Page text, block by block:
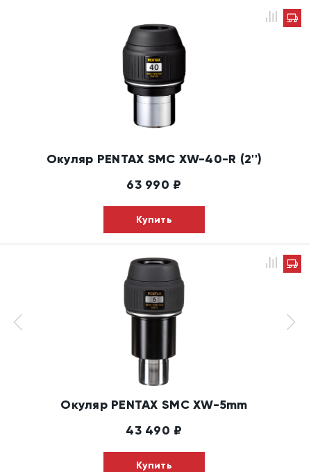
Окуляр PENTAX SMC XW-40-R (2'')
63 990 ₽
Купить
Окуляр PENTAX SMC XW-5mm
43 490 ₽
Купить